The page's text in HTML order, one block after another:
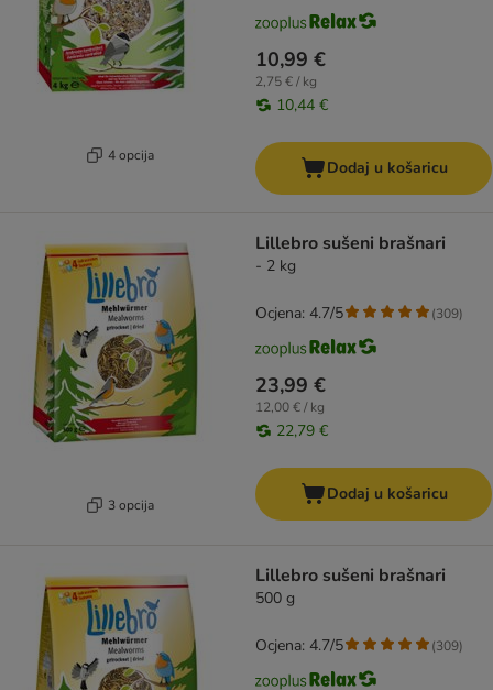
4 opcija
10,99 €
2,75 € / kg
10,44 €
Dodaj u košaricu
3 opcija
Lillebro sušeni brašnari
- 2 kg
23,99 €
12,00 € / kg
22,79 €
Ocjena: 4.7/5 (309)
Dodaj u košaricu
Lillebro sušeni brašnari
500 g
Ocjena: 4.7/5 (309)